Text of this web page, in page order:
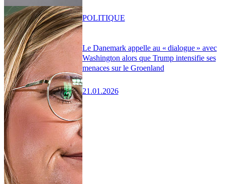
Le Danemark appelle au « dialogue » avec
Washington alors que Trump intensifie ses
menaces sur le Groenland
21.01.2026
POLITIQUE